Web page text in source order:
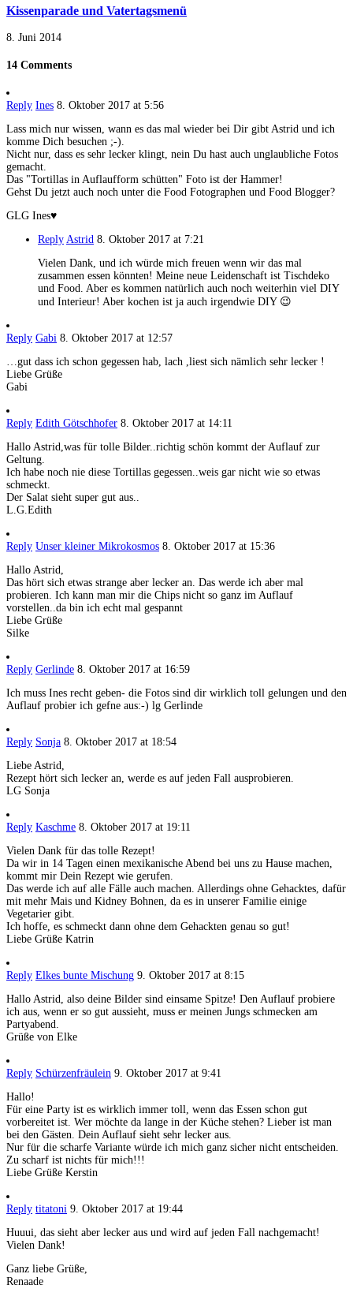
Kissenparade und Vatertagsmenü
8. Juni 2014
14 Comments
Reply Ines 8. Oktober 2017 at 5:56
Lass mich nur wissen, wann es das mal wieder bei Dir gibt Astrid und ich
komme Dich besuchen ;-).
Nicht nur, dass es sehr lecker klingt, nein Du hast auch unglaubliche Fotos
gemacht.
Das "Tortillas in Auflaufform schütten" Foto ist der Hammer!
Gehst Du jetzt auch noch unter die Food Fotographen und Food Blogger?
GLG Ines♥
Reply Astrid 8. Oktober 2017 at 7:21
Vielen Dank, und ich würde mich freuen wenn wir das mal
zusammen essen könnten! Meine neue Leidenschaft ist Tischdeko
und Food. Aber es kommen natürlich auch noch weiterhin viel DIY
und Interieur! Aber kochen ist ja auch irgendwie DIY 😉
Reply Gabi 8. Oktober 2017 at 12:57
…gut dass ich schon gegessen hab, lach ,liest sich nämlich sehr lecker !
Liebe Grüße
Gabi
Reply Edith Götschhofer 8. Oktober 2017 at 14:11
Hallo Astrid,was für tolle Bilder..richtig schön kommt der Auflauf zur
Geltung.
Ich habe noch nie diese Tortillas gegessen..weis gar nicht wie so etwas
schmeckt.
Der Salat sieht super gut aus..
L.G.Edith
Reply Unser kleiner Mikrokosmos 8. Oktober 2017 at 15:36
Hallo Astrid,
Das hört sich etwas strange aber lecker an. Das werde ich aber mal
probieren. Ich kann man mir die Chips nicht so ganz im Auflauf
vorstellen..da bin ich echt mal gespannt
Liebe Grüße
Silke
Reply Gerlinde 8. Oktober 2017 at 16:59
Ich muss Ines recht geben- die Fotos sind dir wirklich toll gelungen und den
Auflauf probier ich gefne aus:-) lg Gerlinde
Reply Sonja 8. Oktober 2017 at 18:54
Liebe Astrid,
Rezept hört sich lecker an, werde es auf jeden Fall ausprobieren.
LG Sonja
Reply Kaschme 8. Oktober 2017 at 19:11
Vielen Dank für das tolle Rezept!
Da wir in 14 Tagen einen mexikanische Abend bei uns zu Hause machen,
kommt mir Dein Rezept wie gerufen.
Das werde ich auf alle Fälle auch machen. Allerdings ohne Gehacktes, dafür
mit mehr Mais und Kidney Bohnen, da es in unserer Familie einige
Vegetarier gibt.
Ich hoffe, es schmeckt dann ohne dem Gehackten genau so gut!
Liebe Grüße Katrin
Reply Elkes bunte Mischung 9. Oktober 2017 at 8:15
Hallo Astrid, also deine Bilder sind einsame Spitze! Den Auflauf probiere
ich aus, wenn er so gut aussieht, muss er meinen Jungs schmecken am
Partyabend.
Grüße von Elke
Reply Schürzenfräulein 9. Oktober 2017 at 9:41
Hallo!
Für eine Party ist es wirklich immer toll, wenn das Essen schon gut
vorbereitet ist. Wer möchte da lange in der Küche stehen? Lieber ist man
bei den Gästen. Dein Auflauf sieht sehr lecker aus.
Nur für die scharfe Variante würde ich mich ganz sicher nicht entscheiden.
Zu scharf ist nichts für mich!!!
Liebe Grüße Kerstin
Reply titatoni 9. Oktober 2017 at 19:44
Huuui, das sieht aber lecker aus und wird auf jeden Fall nachgemacht!
Vielen Dank!
Ganz liebe Grüße,
Renaade